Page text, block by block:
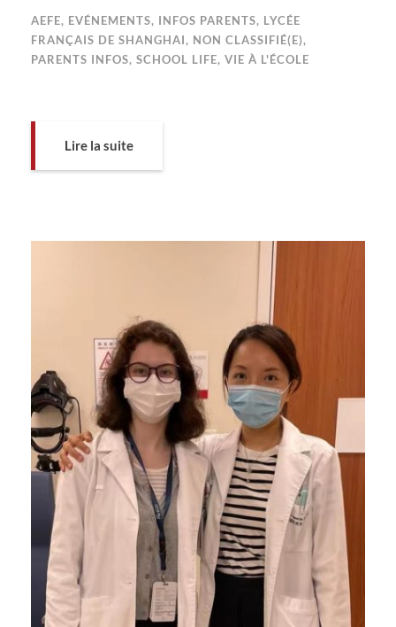
AEFE, EVÉNEMENTS, INFOS PARENTS, LYCÉE
FRANÇAIS DE SHANGHAI, NON CLASSIFIÉ(E),
PARENTS INFOS, SCHOOL LIFE, VIE À L'ÉCOLE
Lire la suite